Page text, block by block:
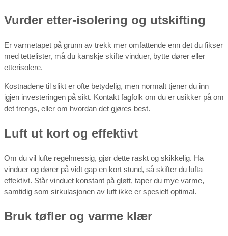
Vurder etter-isolering og utskifting
Er varmetapet på grunn av trekk mer omfattende enn det du fikser
med tettelister, må du kanskje skifte vinduer, bytte dører eller
etterisolere.
Kostnadene til slikt er ofte betydelig, men normalt tjener du inn
igjen investeringen på sikt. Kontakt fagfolk om du er usikker på om
det trengs, eller om hvordan det gjøres best.
Luft ut kort og effektivt
Om du vil lufte regelmessig, gjør dette raskt og skikkelig. Ha
vinduer og dører på vidt gap en kort stund, så skifter du lufta
effektivt. Står vinduet konstant på gløtt, taper du mye varme,
samtidig som sirkulasjonen av luft ikke er spesielt optimal.
Bruk tøfler og varme klær